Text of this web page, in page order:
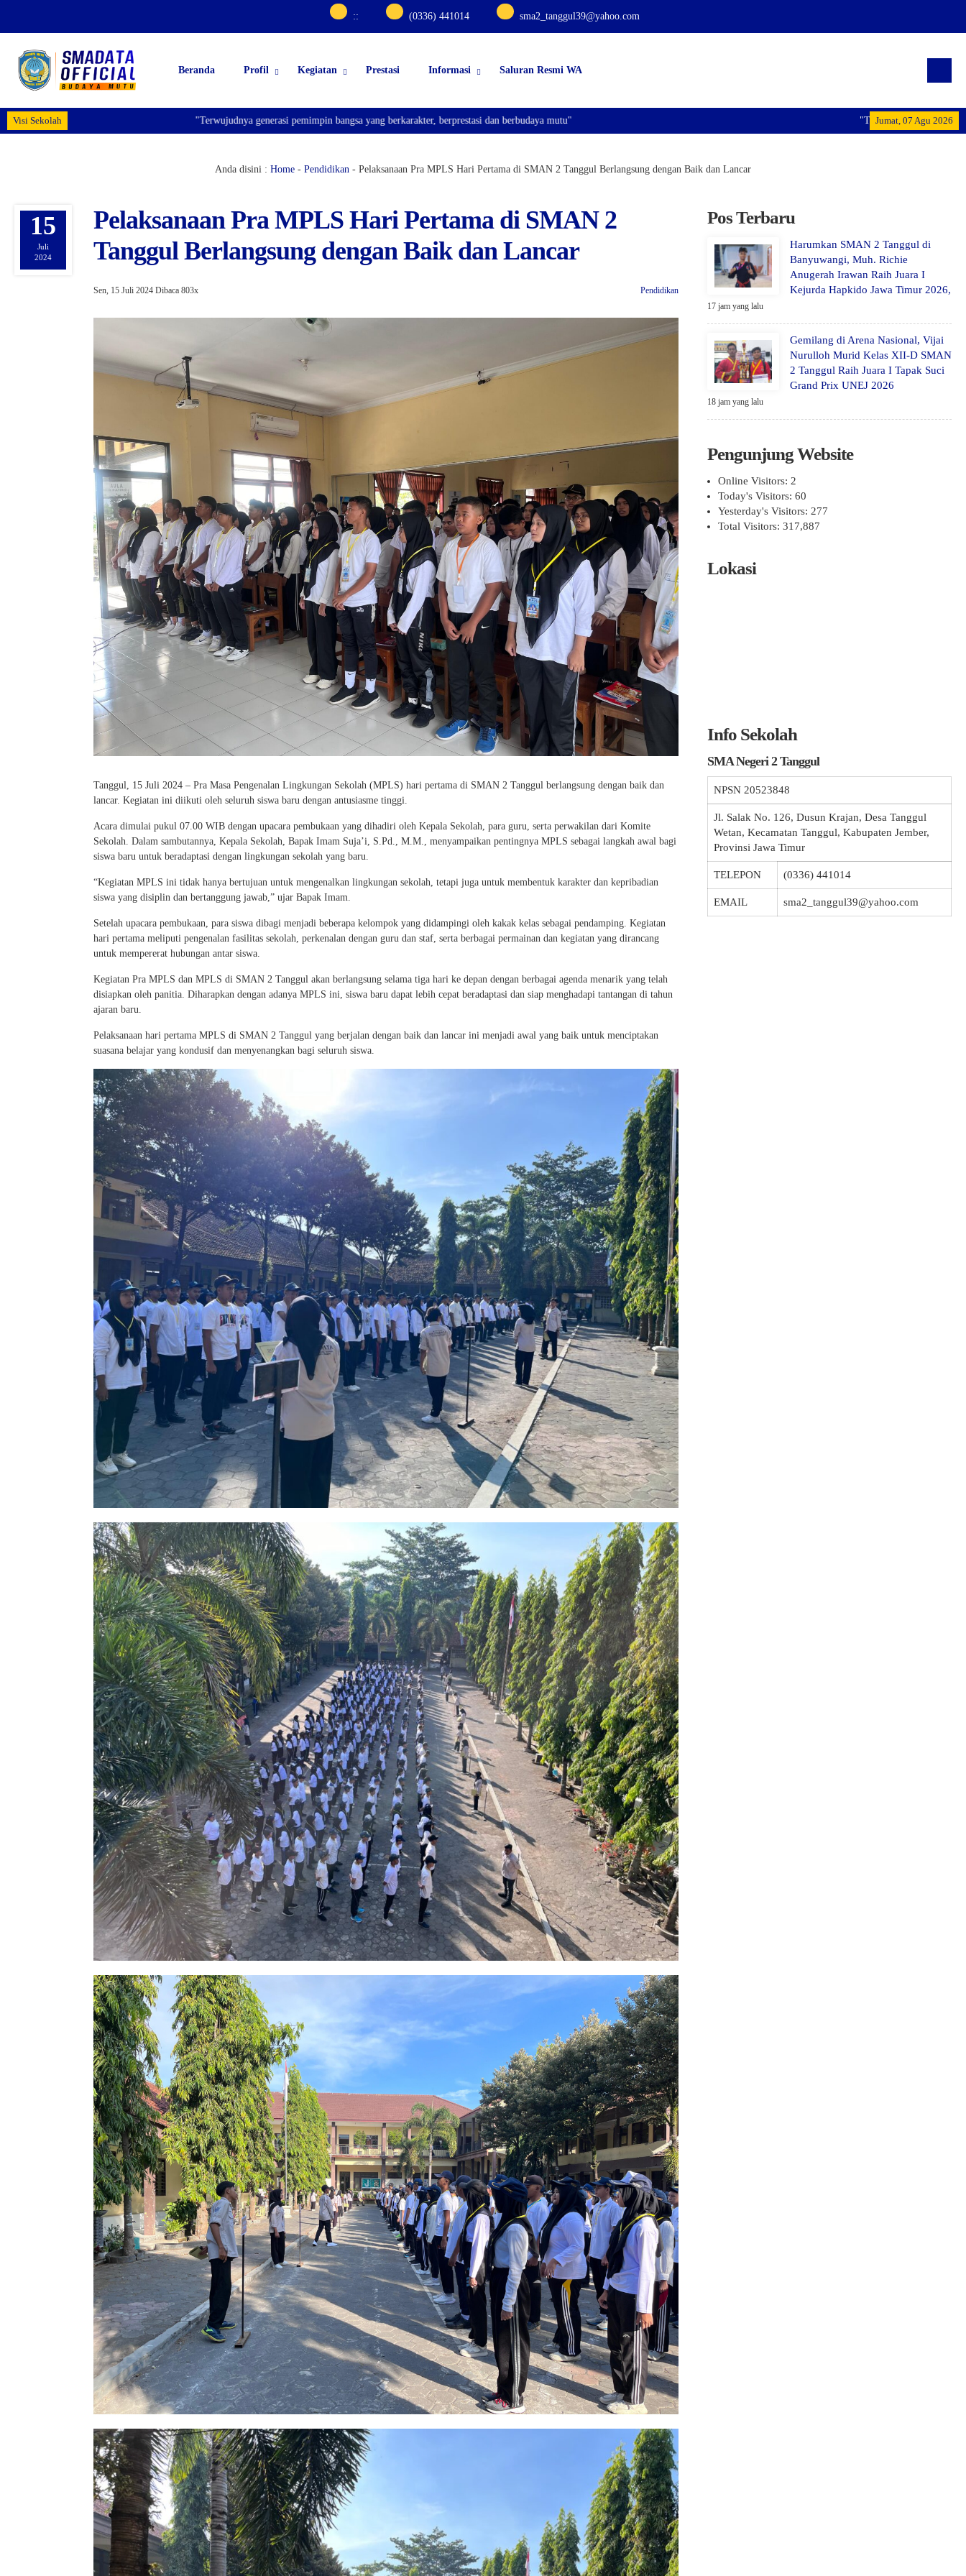
:: (0336) 441014 sma2_tanggul39@yahoo.com
Beranda Profil Kegiatan Prestasi Informasi Saluran Resmi WA
Visi Sekolah Jumat, 07 Agu 2026
"Terwujudnya generasi pemimpin
"Terwujudnya generasi pemimpin bangsa yang berkarakter, berprestasi dan berbudaya mutu"
Anda disini : Home - Pendidikan - Pelaksanaan Pra MPLS Hari Pertama di SMAN 2 Tanggul Berlangsung dengan Baik dan Lancar
15
Juli
2024
Pelaksanaan Pra MPLS Hari Pertama di SMAN 2
Tanggul Berlangsung dengan Baik dan Lancar
Sen, 15 Juli 2024 Dibaca 803x Pendidikan
Tanggul, 15 Juli 2024 – Pra Masa Pengenalan Lingkungan Sekolah (MPLS) hari pertama di SMAN 2 Tanggul berlangsung dengan baik dan
lancar. Kegiatan ini diikuti oleh seluruh siswa baru dengan antusiasme tinggi.
Acara dimulai pukul 07.00 WIB dengan upacara pembukaan yang dihadiri oleh Kepala Sekolah, para guru, serta perwakilan dari Komite
Sekolah. Dalam sambutannya, Kepala Sekolah, Bapak Imam Suja’i, S.Pd., M.M., menyampaikan pentingnya MPLS sebagai langkah awal bagi
siswa baru untuk beradaptasi dengan lingkungan sekolah yang baru.
“Kegiatan MPLS ini tidak hanya bertujuan untuk mengenalkan lingkungan sekolah, tetapi juga untuk membentuk karakter dan kepribadian
siswa yang disiplin dan bertanggung jawab,” ujar Bapak Imam.
Setelah upacara pembukaan, para siswa dibagi menjadi beberapa kelompok yang didampingi oleh kakak kelas sebagai pendamping. Kegiatan
hari pertama meliputi pengenalan fasilitas sekolah, perkenalan dengan guru dan staf, serta berbagai permainan dan kegiatan yang dirancang
untuk mempererat hubungan antar siswa.
Kegiatan Pra MPLS dan MPLS di SMAN 2 Tanggul akan berlangsung selama tiga hari ke depan dengan berbagai agenda menarik yang telah
disiapkan oleh panitia. Diharapkan dengan adanya MPLS ini, siswa baru dapat lebih cepat beradaptasi dan siap menghadapi tantangan di tahun
ajaran baru.
Pelaksanaan hari pertama MPLS di SMAN 2 Tanggul yang berjalan dengan baik dan lancar ini menjadi awal yang baik untuk menciptakan
suasana belajar yang kondusif dan menyenangkan bagi seluruh siswa.
Pos Terbaru
Harumkan SMAN 2 Tanggul di
Banyuwangi, Muh. Richie
Anugerah Irawan Raih Juara I
Kejurda Hapkido Jawa Timur 2026,
17 jam yang lalu
Gemilang di Arena Nasional, Vijai
Nurulloh Murid Kelas XII-D SMAN
2 Tanggul Raih Juara I Tapak Suci
Grand Prix UNEJ 2026
18 jam yang lalu
Pengunjung Website
Online Visitors: 2
Today's Visitors: 60
Yesterday's Visitors: 277
Total Visitors: 317,887
Lokasi
Info Sekolah
SMA Negeri 2 Tanggul
NPSN 20523848
Jl. Salak No. 126, Dusun Krajan, Desa Tanggul
Wetan, Kecamatan Tanggul, Kabupaten Jember,
Provinsi Jawa Timur
TELEPON (0336) 441014
EMAIL sma2_tanggul39@yahoo.com